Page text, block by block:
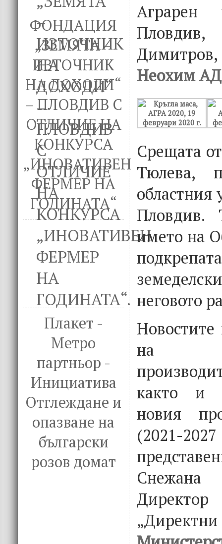
ФОНДАЦИЯ
„ЗЕМЯТА –
ИЗТОЧНИК
НА ДОХОДИ“
– ПЛОВДИВ С
ОТЛИЧИЕ НА
КОНКУРСА
„ИНОВАТИВЕН
ФЕРМЕР НА
ГОДИНАТА“
Плакет -
Метро
партньор -
Инициатива
Отглеждане и
опазване на
български
розов домат
Аграрен
Неохим АД
Срещата
Тюлева,
областния
Пловдив.
името на
неговото
на
както и
новия
(2021-